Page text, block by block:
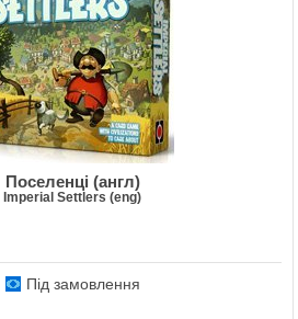
Поселенці (англ)
Imperial Settlers (eng)
Під замовлення